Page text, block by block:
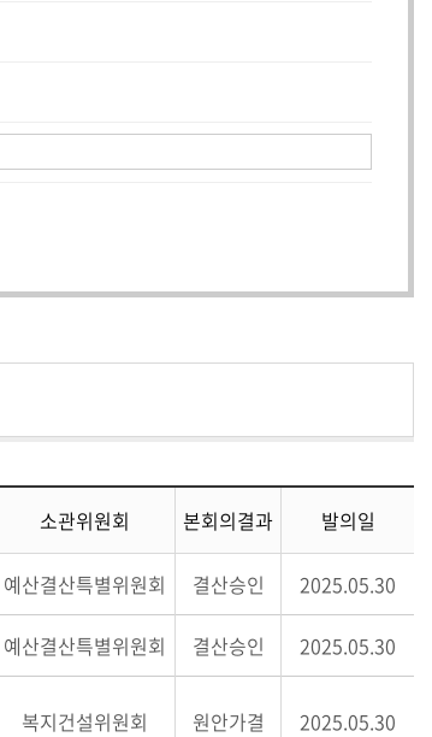
소관위원회 본회의결과 발의일
예산결산특별위원회 결산승인 2025.05.30
예산결산특별위원회 결산승인 2025.05.30
복지건설위원회 원안가결 2025.05.30